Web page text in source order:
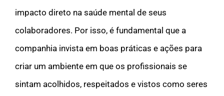
impacto direto na saúde mental de seus
colaboradores. Por isso, é fundamental que a
companhia invista em boas práticas e ações para
criar um ambiente em que os profissionais se
sintam acolhidos, respeitados e vistos como seres